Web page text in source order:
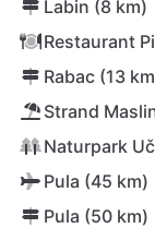
Labin (8 km)
Restaurant
Rabac (13
Strand
Naturpark
Pula (45 km)
Pula (50 km)